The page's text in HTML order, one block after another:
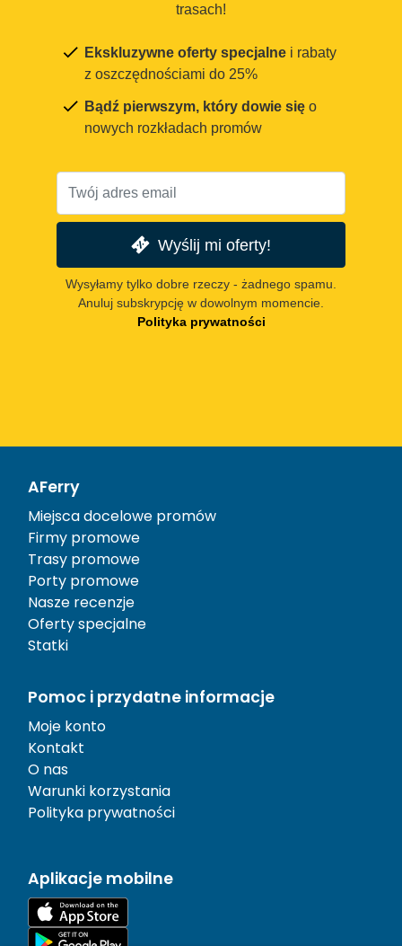
trasach!
Ekskluzywne oferty specjalne i rabaty
z oszczędnościami do 25%
Bądź pierwszym, który dowie się o
nowych rozkładach promów
Wyślij mi oferty!
Wysyłamy tylko dobre rzeczy - żadnego spamu.
Anuluj subskrypcję w dowolnym momencie.
Polityka prywatności
AFerry
Miejsca docelowe promów
Firmy promowe
Trasy promowe
Porty promowe
Nasze recenzje
Oferty specjalne
Statki
Pomoc i przydatne informacje
Moje konto
Kontakt
O nas
Warunki korzystania
Polityka prywatności
Aplikacje mobilne